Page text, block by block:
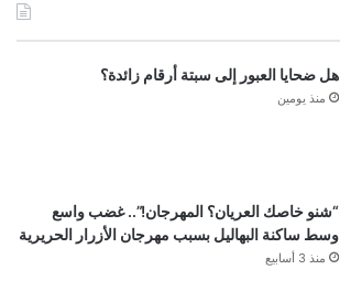
هل ضحايا العبور إلى سبتة أرقام زائدة؟
منذ يومين
“شنو خاصك العريان؟ المهرجان!”.. غضب واسع
وسط ساكنة البهاليل بسبب مهرجان الأزرار الحريرية
منذ 3 أسابيع